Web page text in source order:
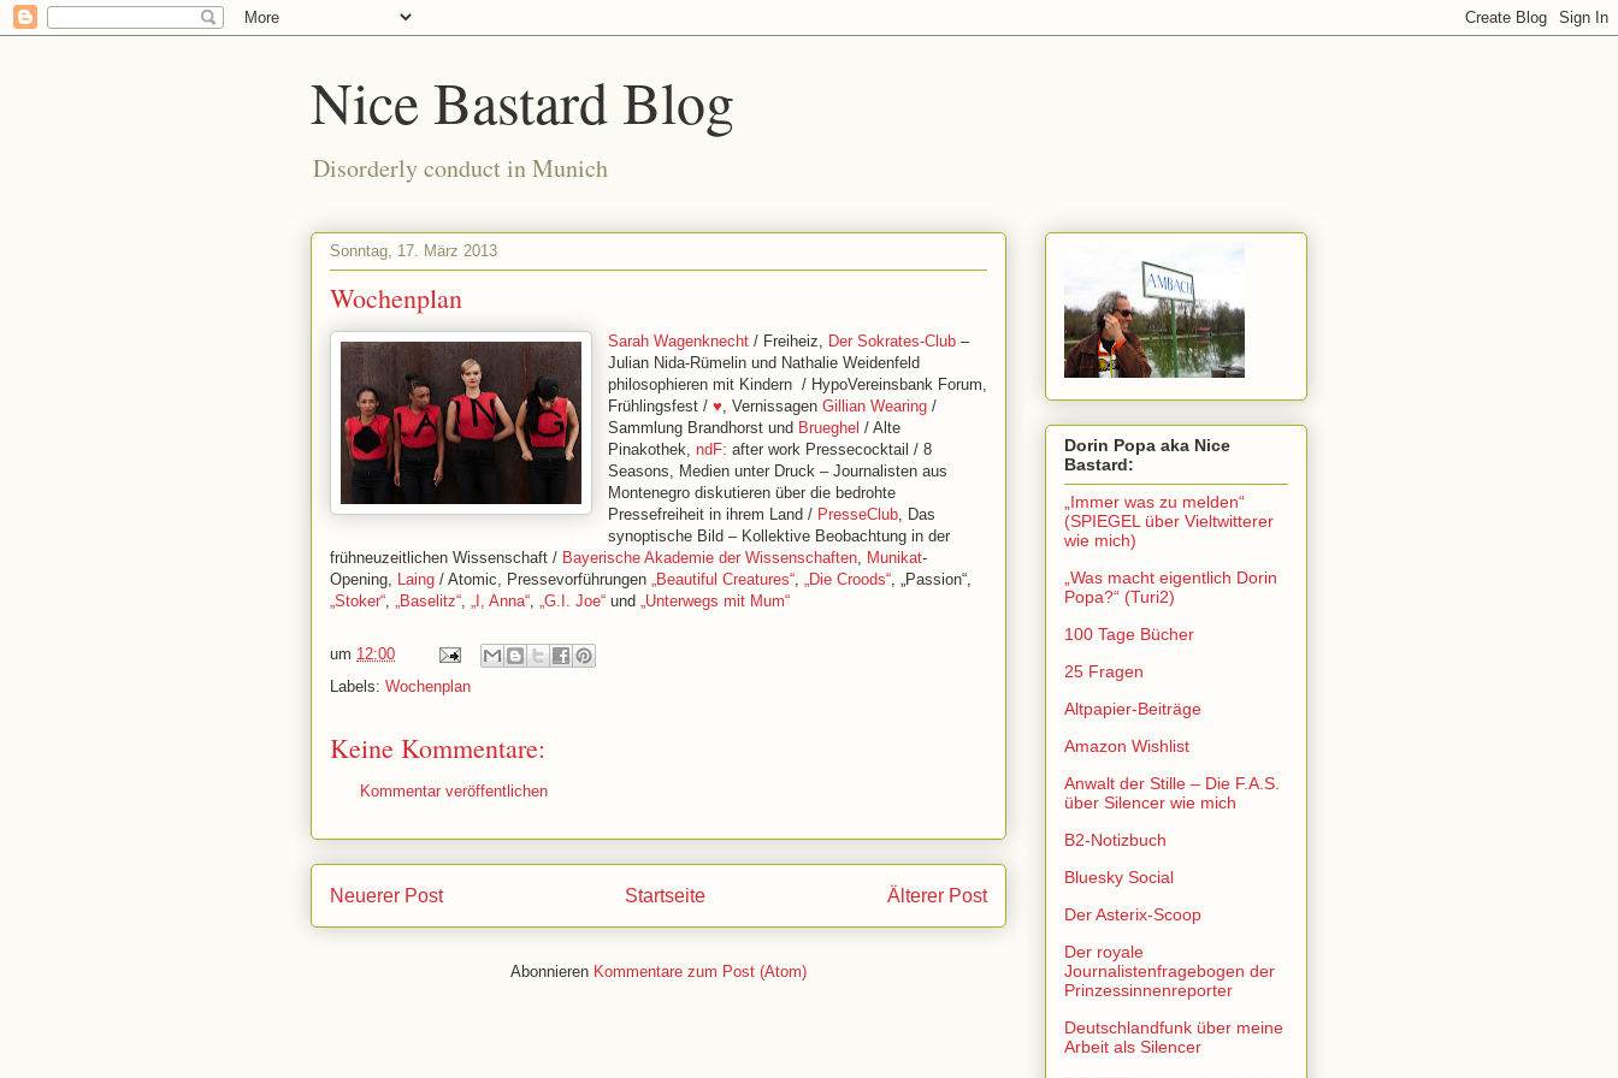
Nice Bastard Blog
Disorderly conduct in Munich
Sonntag, 17. März 2013
Wochenplan
Sarah Wagenknecht / Freiheiz, Der Sokrates-Club –
Julian Nida-Rümelin und Nathalie Weidenfeld
philosophieren mit Kindern / HypoVereinsbank Forum,
Frühlingsfest / ♥, Vernissagen Gillian Wearing /
Sammlung Brandhorst und Brueghel / Alte
Pinakothek, ndF: after work Pressecocktail / 8
Seasons, Medien unter Druck – Journalisten aus
Montenegro diskutieren über die bedrohte
Pressefreiheit in ihrem Land / PresseClub, Das
synoptische Bild – Kollektive Beobachtung in der
frühneuzeitlichen Wissenschaft / Bayerische Akademie der Wissenschaften, Munikat-
Opening, Laing / Atomic, Pressevorführungen „Beautiful Creatures“, „Die Croods“, „Passion“,
„Stoker“, „Baselitz“, „I, Anna“, „G.I. Joe“ und „Unterwegs mit Mum“
um 12:00
Labels: Wochenplan
Keine Kommentare:
Kommentar veröffentlichen
Neuerer Post Älterer Post
Startseite
Abonnieren Kommentare zum Post (Atom)
Dorin Popa aka Nice
Bastard:
„Immer was zu melden“
(SPIEGEL über Vieltwitterer
wie mich)
„Was macht eigentlich Dorin
Popa?“ (Turi2)
100 Tage Bücher
25 Fragen
Altpapier-Beiträge
Amazon Wishlist
Anwalt der Stille – Die F.A.S.
über Silencer wie mich
B2-Notizbuch
Bluesky Social
Der Asterix-Scoop
Der royale
Journalistenfragebogen der
Prinzessinnenreporter
Deutschlandfunk über meine
Arbeit als Silencer